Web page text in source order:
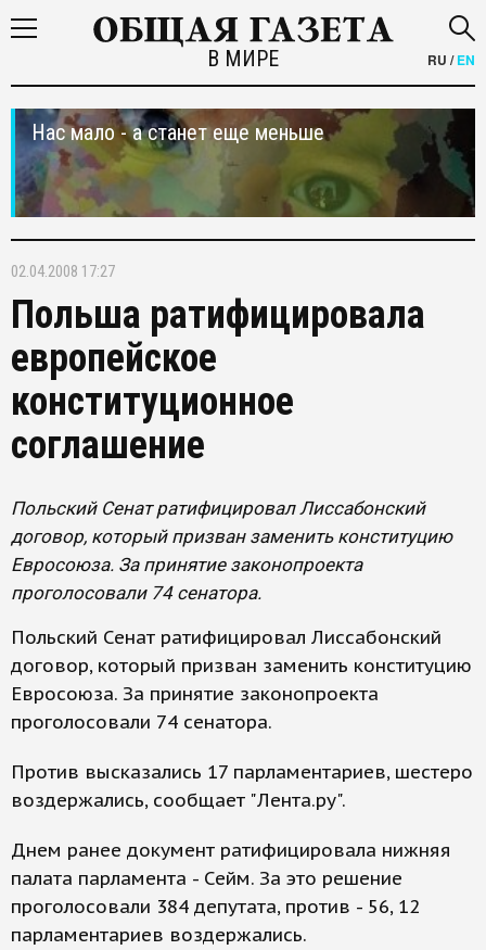
В МИРЕ RU /EN
Нас мало - а станет еще меньше
02.04.2008 17:27
Польша ратифицировала
европейское
конституционное
соглашение
Польский Сенат ратифицировал Лиссабонский
договор, который призван заменить конституцию
Евросоюза. За принятие законопроекта
проголосовали 74 сенатора.
Польский Сенат ратифицировал Лиссабонский
договор, который призван заменить конституцию
Евросоюза. За принятие законопроекта
проголосовали 74 сенатора.
Против высказались 17 парламентариев, шестеро
воздержались, сообщает "Лента.ру".
Днем ранее документ ратифицировала нижняя
палата парламента - Сейм. За это решение
проголосовали 384 депутата, против - 56, 12
парламентариев воздержались.